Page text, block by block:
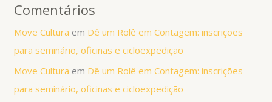
Comentários
Move Cultura em Dê um Rolê em Contagem: inscrições
para seminário, oficinas e cicloexpedição
Move Cultura em Dê um Rolê em Contagem: inscrições
para seminário, oficinas e cicloexpedição